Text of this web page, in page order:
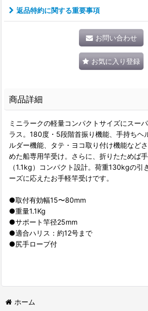
返品特約に関する重要事項
お問い合わせ
お気に入り登録
商品詳細
ミニラークの軽量コンパクトサイズにスー
ラス。180度・5段階首振り機能、手持ちヘ
ルダー機能、タテ・ヨコ取り付け機能など
めた船専用竿受け。さらに、折りたためば
（1.1kg）コンパクト設計。荷重130kgの引
ーズに応えたお手軽竿受けです。
●取付有効幅15〜80mm
●重量1.1Kg
●サポート竿径25mm
●適合ハリス：約12号まで
●尻手ロープ付
ホーム